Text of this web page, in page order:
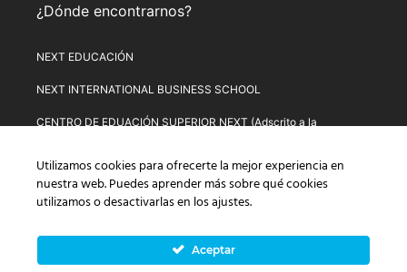
¿Dónde encontrarnos?
NEXT EDUCACIÓN
NEXT INTERNATIONAL BUSINESS SCHOOL
CENTRO DE EDUACIÓN SUPERIOR NEXT (Adscrito a la
PLATAFORMA DE FORMACIÓN NEXT
Aviso Legal–Política de Privacidad–Términos y condiciones de
Formulario de Desistimiento
Utilizamos cookies para ofrecerte la mejor experiencia en
nuestra web. Puedes aprender más sobre qué cookies
utilizamos o desactivarlas en losajustes.
Aceptar